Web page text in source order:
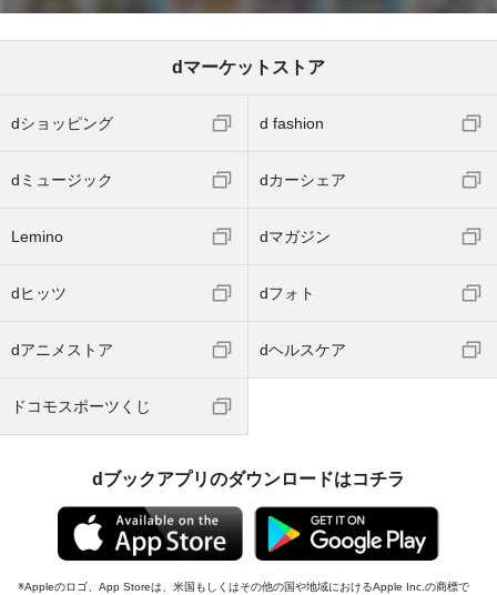
dマーケットストア
dショッピング d fashion
dミュージック dカーシェア
Lemino dマガジン
dヒッツ dフォト
dアニメストア dヘルスケア
ドコモスポーツくじ
dブックアプリのダウンロードはコチラ
Appleのロゴ、App Storeは、米国もしくはその他の国や地域におけるApple Inc.の商標で